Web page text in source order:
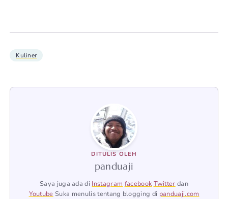
Kuliner
DITULIS OLEH
panduaji
Saya juga ada di Instagram facebook Twitter dan
Youtube Suka menulis tentang blogging di panduaji.com